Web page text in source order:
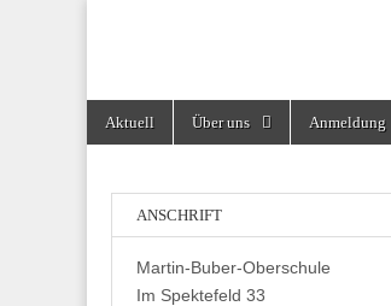
Martin-
Main
menu
Aktuell Über uns Anmeldung
ANSCHRIFT
Martin-Buber-Oberschule
Im Spektefeld 33